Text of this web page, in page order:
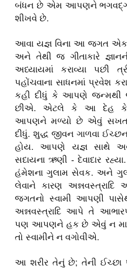
બંધન છે એમ આપણને
શીખવે છે.
આવા યજ્ઞ વિના આ જગત
અને તેથી જ ગીતાકારે
અધ્યાયમાં કરાવ્યા પછી
પહોંચવાના સાધનમાં પ્રવેશ
કહી દીધું કે આપણે જન્મથી
છીએ. એટલે કે આ દેહ
આપણને મળ્યો છે એવું સખત
દીધું. શુદ્ધ જીવન ગાળવા
હોય. આપણે યજ્ઞ સાથે
સદાયના ઋણી - દેવાદાર
હંમેશના ગુલામ સેવક. અને
લેવાને કારણ
જગતનો સ્વામી આપણી
અન્નવસ્ત્રાદિ આપે તે
પણ આપણને હક છે એવું ન
તો સ્વામીને ન વગોવીએ.
આ શરીર તેનું છે; તેની ઈચ્છા